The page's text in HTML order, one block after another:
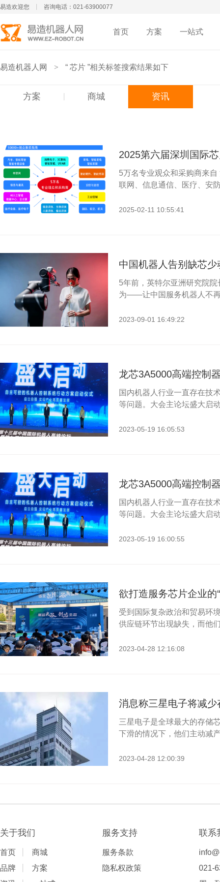
易造欢迎您 咨询电话：021-63900077
首页 方案 一站式
易造机器人网 > “ 芯片 ”相关标签搜索结果如下
方案 商城 资讯
2025第六届深圳国际
5万名专业观众和采购商来
联网、信息通信、医疗、安
2025-02-11 10:55:41
中国机器人告别缺芯
5年前，英特尔亚洲研究院
为——让中国服务机器人不再
2023-09-01 16:49:22
国内机器人行业一直存在技
等问题。大会主论坛盛大启
2023-05-19 16:05:53
国内机器人行业一直存在技
等问题。大会主论坛盛大启
2023-05-19 16:00:55
受到国际复杂政治和贸易环
供应链环节出现缺失，而他
2023-04-28 12:16:08
三星电子是全球最大的存储
下滑的情况下，他们主动减
2023-04-28 12:00:39
关于我们
首页
商城
品牌
方案
服务支持
服务条款
隐私权政策
联系
021-